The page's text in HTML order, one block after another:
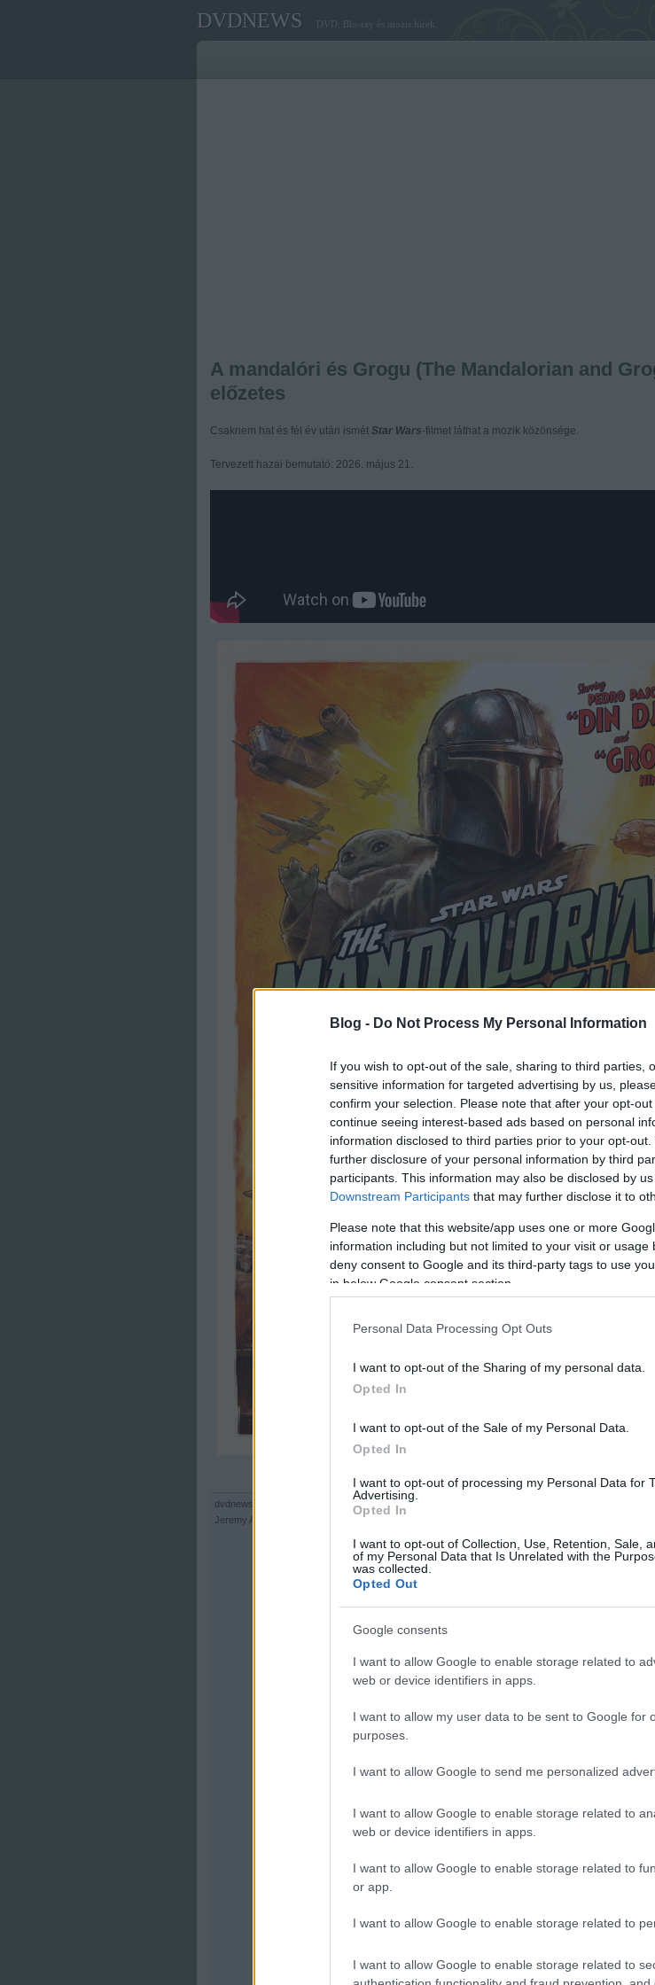
Blog - Do Not Process My Personal Information
If you wish to opt-out of the sale, sharing to third parties,
sensitive information for targeted advertising by us,
confirm your selection. Please note that after your opt-
continue seeing interest-based ads based on personal
information disclosed to third parties prior to your opt-
further disclosure of your personal information by third
participants. This information may also be disclosed by
Downstream Participants that may further disclose it to
Please note that this website/app uses one or more
information including but not limited to your visit or
deny consent to Google and its third-party tags to use
in below Google consent section.
Personal Data Processing Opt Outs
I want to opt-out of the Sharing of my personal data.
Opted In
I want to opt-out of the Sale of my Personal Data.
Opted In
I want to opt-out of processing my Personal Data for
Advertising.
Opted In
I want to opt-out of Collection, Use, Retention, Sale,
of my Personal Data that Is Unrelated with the
was collected.
Opted Out
Google consents
I want to allow Google to enable storage related to
web or device identifiers in apps.
I want to allow my user data to be sent to Google for
purposes.
I want to allow Google to send me personalized
I want to allow Google to enable storage related to
web or device identifiers in apps.
I want to allow Google to enable storage related to
or app.
I want to allow Google to enable storage related to
I want to allow Google to enable storage related to
DVDNEWS DVD, Blu-ray és mozis hírek.
A mandalóri és Grogu (The Mandalorian and
előzetes
Csaknem hat és fél év után ismét Star Wars-filmet láthat a mozik közönsége.
Tervezett hazai bemutató: 2026. május 21.
dvdnews | 2025.10.15. 04:03 | Címkék: plakát
Jeremy Allen White
Pedro Pascal